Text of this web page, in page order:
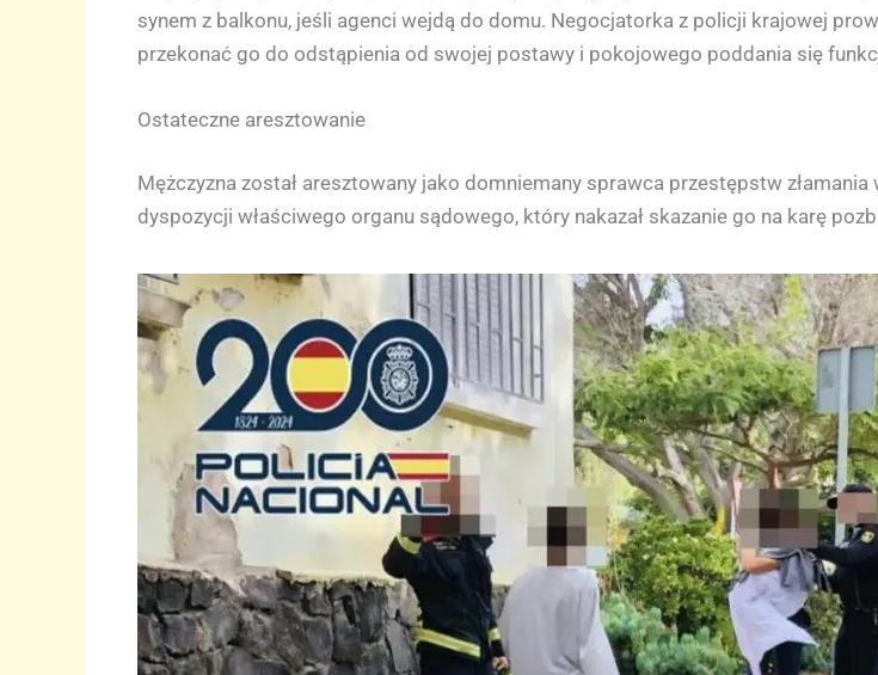
synem z balkonu, jeśli agenci wejdą do domu. Negocjatorka z policji krajowej
przekonać go do odstąpienia od swojej postawy i pokojowego poddania się
Ostateczne aresztowanie
Mężczyzna został aresztowany jako domniemany sprawca przestępstw
dyspozycji właściwego organu sądowego, który nakazał skazanie go na karę